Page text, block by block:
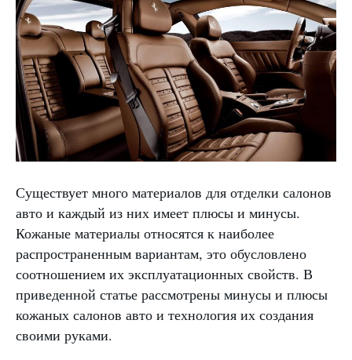
Существует много материалов для отделки салонов
авто и каждый из них имеет плюсы и минусы.
Кожаные материалы относятся к наиболее
распространенным вариантам, это обусловлено
соотношением их эксплуатационных свойств. В
приведенной статье рассмотрены минусы и плюсы
кожаных салонов авто и технология их создания
своими руками.